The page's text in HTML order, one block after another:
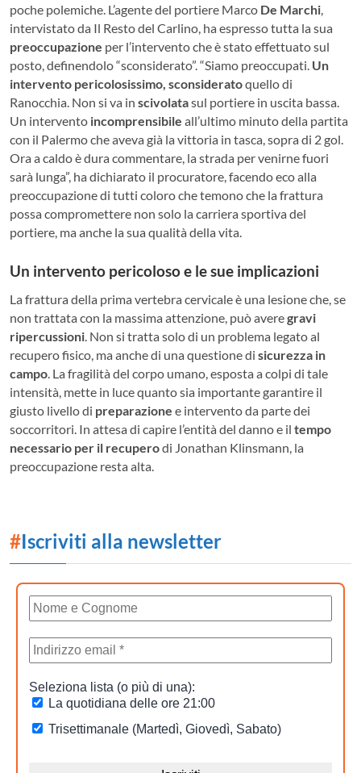
poche polemiche. L’agente del portiere Marco De Marchi
intervistato da Il Resto del Carlino, ha espresso tutta la sua
preoccupazione per l’intervento che è stato effettuato sul
posto, definendolo “sconsiderato”. “Siamo preoccupati. Un
intervento pericolosissimo, sconsideratoquello di
Ranocchia. Non si va in scivolatasul portiere in uscita bassa.
Un intervento incomprensibile all’ultimo minuto della partita
con il Palermo che aveva già la vittoria in tasca, sopra di 2 gol.
Ora a caldo è dura commentare, la strada per venirne fuori
sarà lunga”, ha dichiarato il procuratore, facendo eco alla
preoccupazione di tutti coloro che temono che la frattura
possa compromettere non solo la carriera sportiva del
portiere, ma anche la sua qualità della vita.
Un intervento pericoloso e le sue implicazioni
La frattura della prima vertebra cervicale è una lesione che, se
non trattata con la massima attenzione, può averegravi
ripercussioni. Non si tratta solo di un problema legato al
recupero fisico, ma anche di una questione di sicurezza in
campo. La fragilità del corpo umano, esposta a colpi di tale
intensità, mette in luce quanto sia importante garantire il
giusto livello di preparazione e intervento da parte dei
soccorritori. In attesa di capire l’entità del danno e il tempo
necessario per il recuperodi Jonathan Klinsmann, la
preoccupazione resta alta.
#Iscriviti alla newsletter